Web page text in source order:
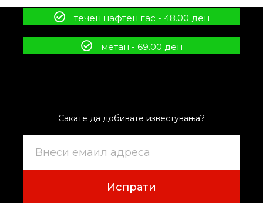
течен нафтен гас - 48.00 ден
метан - 69.00 ден
Сакате да добивате известувања?
Испрати